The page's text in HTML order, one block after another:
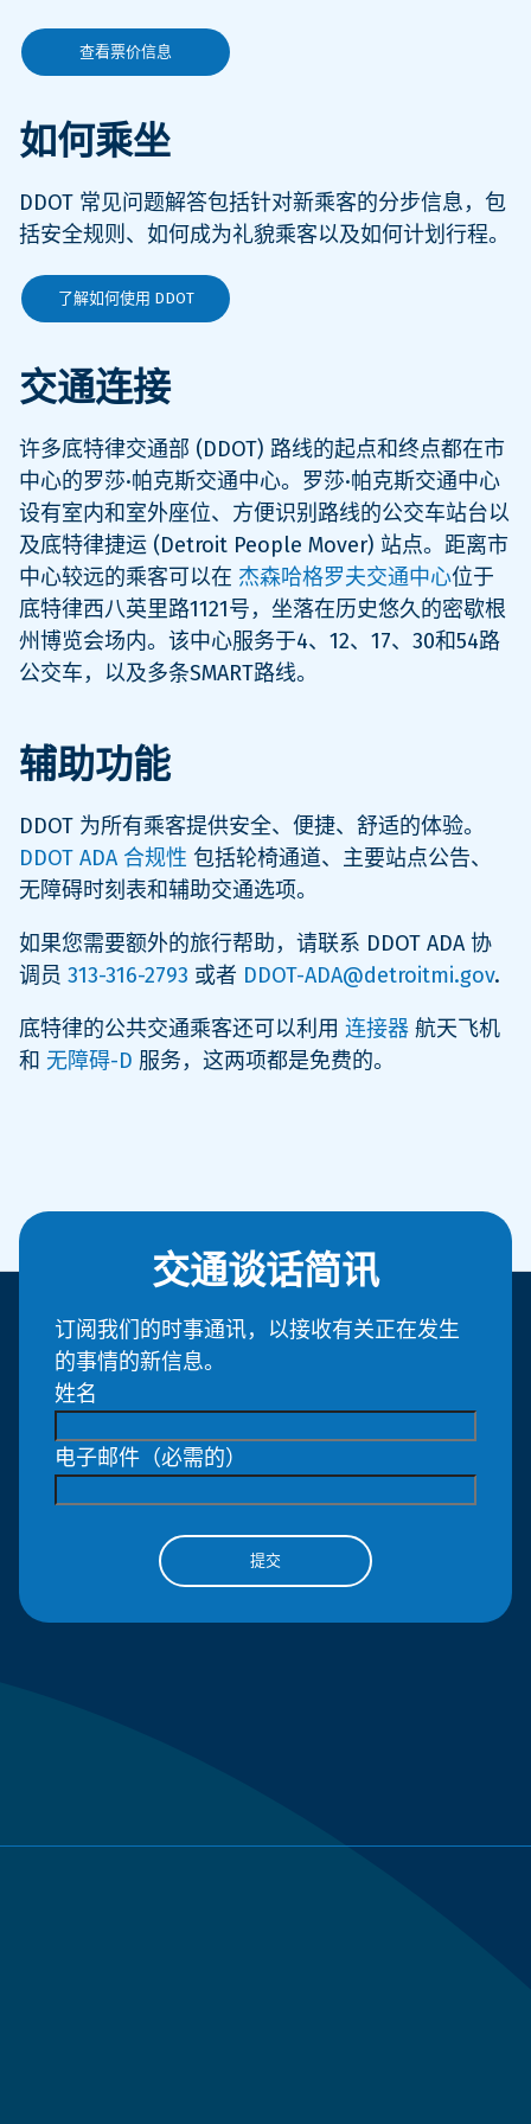
查看票价信息
如何乘坐
DDOT 常见问题解答包括针对新乘客的分步信息，包
括安全规则、如何成为礼貌乘客以及如何计划行程。
了解如何使用 DDOT
交通连接
许多底特律交通部 (DDOT) 路线的起点和终点都在市
中心的罗莎·帕克斯交通中心。罗莎·帕克斯交通中心
设有室内和室外座位、方便识别路线的公交车站台以
及底特律捷运 (Detroit People Mover) 站点。距离市
中心较远的乘客可以在 杰森哈格罗夫交通中心位于
底特律西八英里路1121号，坐落在历史悠久的密歇根
州博览会场内。该中心服务于4、12、17、30和54路
公交车，以及多条SMART路线。
辅助功能
DDOT 为所有乘客提供安全、便捷、舒适的体验。
DDOT ADA 合规性 包括轮椅通道、主要站点公告、
无障碍时刻表和辅助交通选项。
如果您需要额外的旅行帮助，请联系 DDOT ADA 协
调员 313-316-2793 或者 DDOT-ADA@detroitmi.gov.
底特律的公共交通乘客还可以利用 连接器 航天飞机
和 无障碍-D 服务，这两项都是免费的。
交通谈话简讯
订阅我们的时事通讯，以接收有关正在发生
的事情的新信息。
姓名
电子邮件 （必需的）